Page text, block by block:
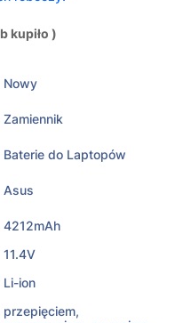
kupiło )
Nowy
Zamiennik
Baterie do Laptopów
Asus
4212mAh
11.4V
Li-ion
przepięciem,